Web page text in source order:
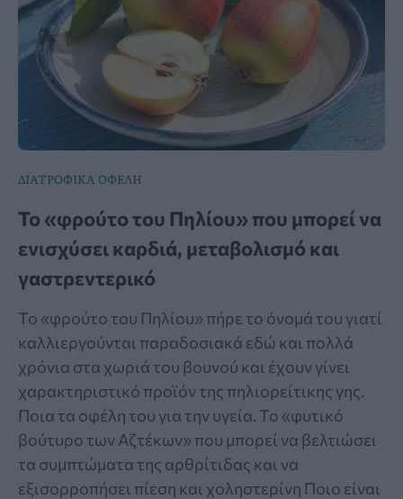
ΔΙΑΤΡΟΦΙΚΑ ΟΦΕΛΗ
Το «φρούτο του Πηλίου» που μπορεί να
ενισχύσει καρδιά, μεταβολισμό και
γαστρεντερικό
Το «φρούτο του Πηλίου» πήρε το όνομά του γιατί
καλλιεργούνται παραδοσιακά εδώ και πολλά
χρόνια στα χωριά του βουνού και έχουν γίνει
χαρακτηριστικό προϊόν της πηλιορείτικης γης.
Ποια τα οφέλη του για την υγεία. Το «φυτικό
βούτυρο των Αζτέκων» που μπορεί να βελτιώσει
τα συμπτώματα της αρθρίτιδας και να
εξισορροπήσει πίεση και χοληστερίνη Ποιο είναι